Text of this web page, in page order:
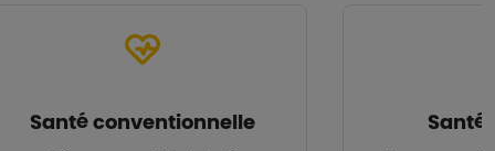
Santé conventionnelle Santé